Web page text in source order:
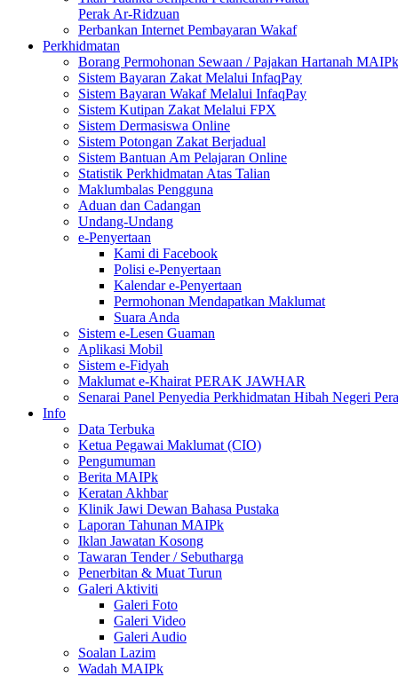
Perak Ar-Ridzuan
Perbankan Internet Pembayaran Wakaf
Perkhidmatan
Borang Permohonan Sewaan / Pajakan Hartanah MAIPk
Sistem Bayaran Zakat Melalui InfaqPay
Sistem Bayaran Wakaf Melalui InfaqPay
Sistem Kutipan Zakat Melalui FPX
Sistem Dermasiswa Online
Sistem Potongan Zakat Berjadual
Sistem Bantuan Am Pelajaran Online
Statistik Perkhidmatan Atas Talian
Maklumbalas Pengguna
Aduan dan Cadangan
Undang-Undang
e-Penyertaan
Kami di Facebook
Polisi e-Penyertaan
Kalendar e-Penyertaan
Permohonan Mendapatkan Maklumat
Suara Anda
Sistem e-Lesen Guaman
Aplikasi Mobil
Sistem e-Fidyah
Maklumat e-Khairat PERAK JAWHAR
Senarai Panel Penyedia Perkhidmatan Hibah Negeri
Info
Data Terbuka
Ketua Pegawai Maklumat (CIO)
Pengumuman
Berita MAIPk
Keratan Akhbar
Klinik Jawi Dewan Bahasa Pustaka
Laporan Tahunan MAIPk
Iklan Jawatan Kosong
Tawaran Tender / Sebutharga
Penerbitan & Muat Turun
Galeri Aktiviti
Galeri Foto
Galeri Video
Galeri Audio
Soalan Lazim
Wadah MAIPk